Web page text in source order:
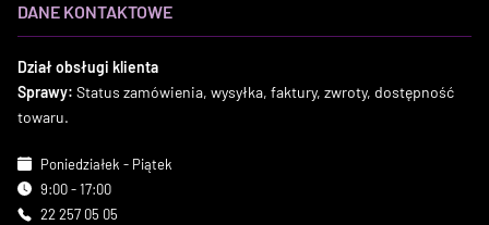
DANE KONTAKTOWE
Dział obsługi klienta
Sprawy: Status zamówienia, wysyłka, faktury, zwroty, dostępność
towaru.
Poniedziałek - Piątek
9:00 - 17:00
22 257 05 05